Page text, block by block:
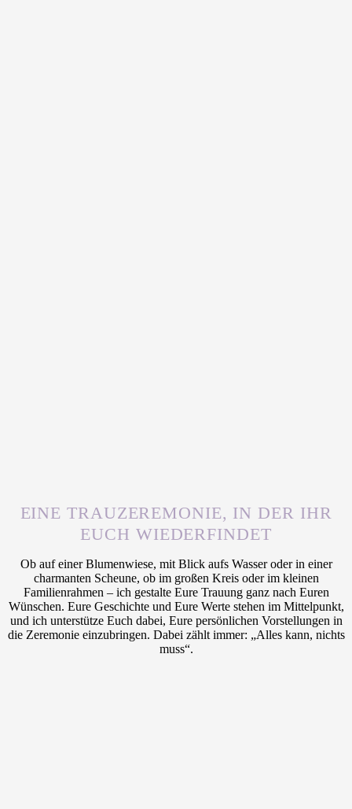
EINE TRAUZEREMONIE, IN DER IHR
EUCH WIEDERFINDET
Ob auf einer Blumenwiese, mit Blick aufs Wasser oder in einer
charmanten Scheune, ob im großen Kreis oder im kleinen
Familienrahmen – ich gestalte Eure Trauung ganz nach Euren
Wünschen. Eure Geschichte und Eure Werte stehen im Mittelpunkt,
und ich unterstütze Euch dabei, Eure persönlichen Vorstellungen in
die Zeremonie einzubringen. Dabei zählt immer: „Alles kann, nichts
muss“.